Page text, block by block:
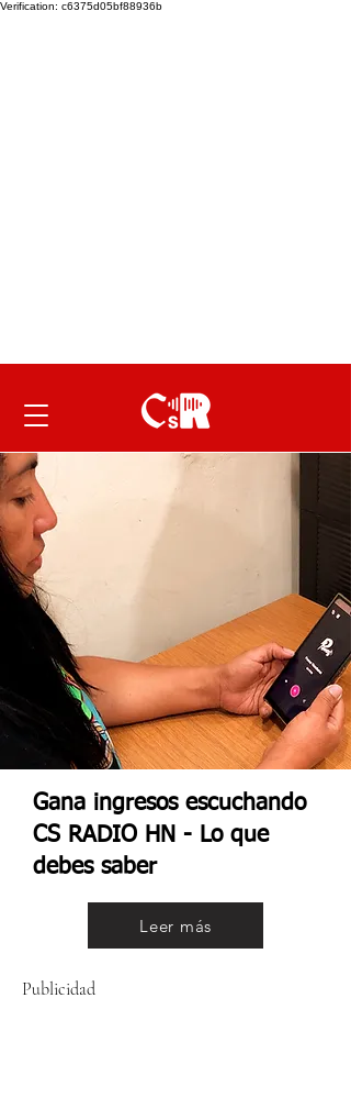
Verification: c6375d05bf88936b
Gana ingresos escuchando
CS RADIO HN - Lo que
debes saber
Leer más
Publicidad